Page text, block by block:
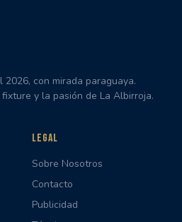
con mirada paraguaya.
y la pasión de La Albirroja.
LEGAL
Sobre Nosotros
Contacto
Publicidad